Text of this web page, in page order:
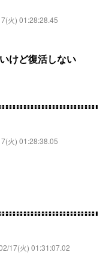
火) 01:28:28.45
けど復活しない
火) 01:28:38.05
17(火) 01:31:07.02